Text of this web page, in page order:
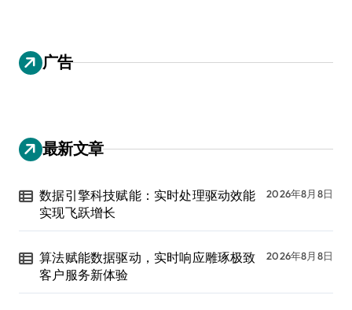
广告
最新文章
数据引擎科技赋能：实时处理驱动效能
实现飞跃增长
2026年8月8日
算法赋能数据驱动，实时响应雕琢极致
客户服务新体验
2026年8月8日